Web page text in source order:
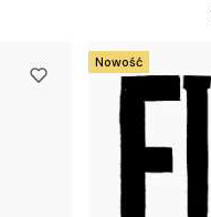
Nowość